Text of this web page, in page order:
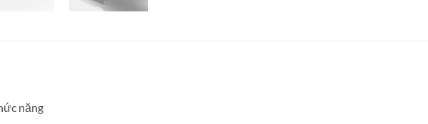
năng